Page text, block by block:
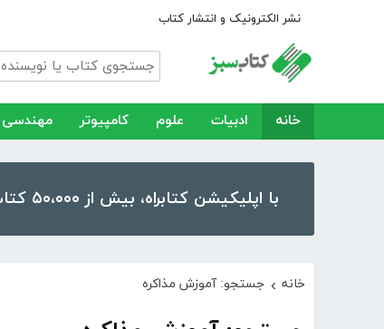
نشر الکترونیک و انتشار کتاب
خانه ادبیات علوم کامپیوتر مهندسی
با اپلیکیشن کتابراه، بیش از ۵۰،۰۰۰ کتاب، کتاب صوتی و رمان را در موبایل و تبلت خود داشته باشید!
خانه › جستجو: آموزش مذاکره